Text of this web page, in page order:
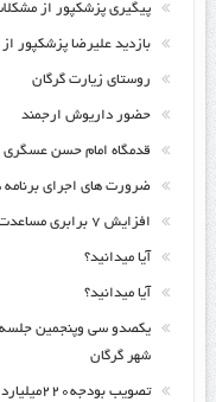
پیگیری پزشکپور از
بازدید علیرضا پزشکپور
روستای زیارت گرگان
حضور داریوش ارجمند
قدمگاه امام حسن عسگری
ضرورت های اجرای
افزایش ۷ برابری مساعدت به هیات های ورزشی
آیا میدانید؟
آیا میدانید؟
یکصدو سی وپنجمین
شهر گرگان
تصویب بودجه۲۲۰میلیارد تومانی سال ۹۶ شهرداری گرگان